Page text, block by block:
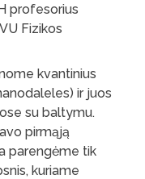
profesorius
Fizikos
kvantinius
ir juos
su baltymu.
pirmąją
parengėme tik
kuriame